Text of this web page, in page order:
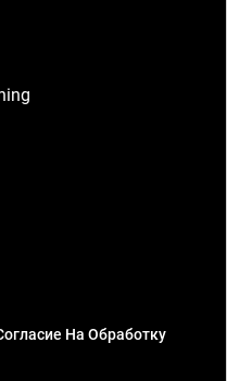
На Обработку